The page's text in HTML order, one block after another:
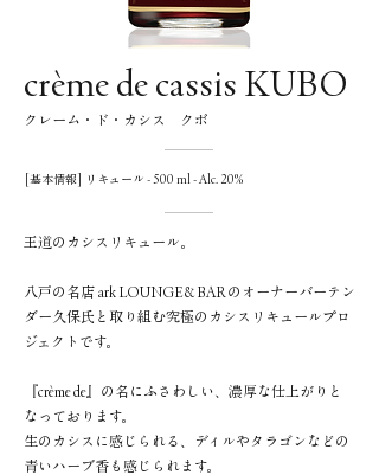
crème de cassis KUBO
クレーム・ド・カシス クボ
[基本情報] リキュール - 500 ml - Alc. 20%
王道のカシスリキュール。
八戸の名店 ark LOUNGE＆BAR のオーナーバーテン
ダー久保氏と取り組む究極のカシスリキュールプロ
ジェクトです。
『crème de』の名にふさわしい、濃厚な仕上がりと
なっております。
生のカシスに感じられる、ディルやタラゴンなどの
青いハーブ香も感じられます。